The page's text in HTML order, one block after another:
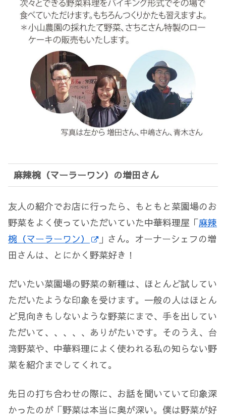
麻辣椀（マーラーワン）の増田さん
友人の紹介でお店に行ったら、もともと菜園場のお
野菜をよく使っていただいていた中華料理屋「麻辣
椀（マーラーワン）
」さん。オーナーシェフの増
田さんは、とにかく野菜好き！
だいたい菜園場の野菜の新種は、ほとんど試してい
ただいたような印象を受けます。一般の人はほとん
ど見向きもしないような野菜にまで、手を出してい
ただいて、、、、、ありがたいです。そのうえ、台
湾野菜や、中華料理によく使われる私の知らない野
菜を紹介までしてくれて。
先日の打ち合わせの際に、お話を聞いていて印象深
かったのが「野菜は本当に奥が深い。僕は野菜が好